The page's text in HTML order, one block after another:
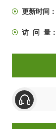
更新时间：
访 问 量：